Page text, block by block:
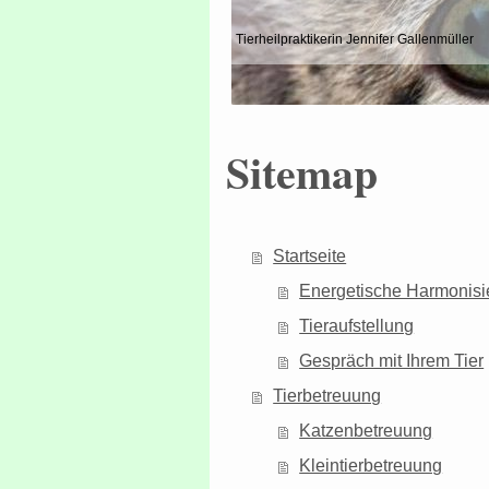
Tierheilpraktikerin Jennifer Gallenmüller
Sitemap
Startseite
Energetische
Tieraufstellung
Gespräch mit Ihrem Tier
Tierbetreuung
Katzenbetreuung
Kleintierbetreuung